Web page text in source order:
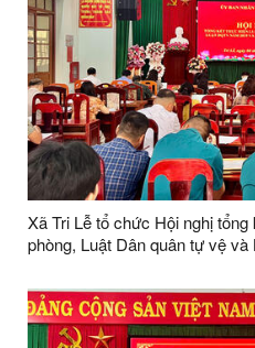
Xã Tri Lễ tổ chức Hội nghị
phòng, Luật Dân quân tự vệ